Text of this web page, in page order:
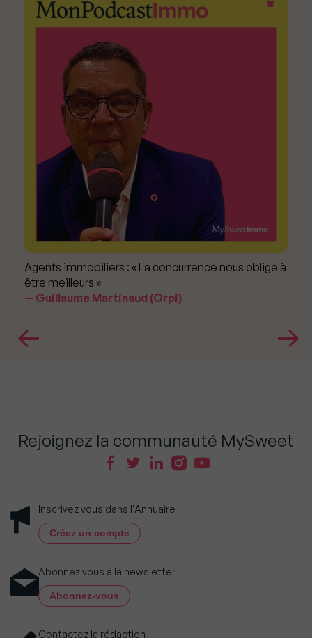
Agents immobiliers : « La concurrence nous oblige à
être meilleurs »
Guillaume Martinaud (Orpi)
Rejoignez la communauté MySweet
Inscrivez vous dans l'Annuaire
Créez un compte
Abonnez vous à la newsletter
Abonnez-vous
Contactez la rédaction